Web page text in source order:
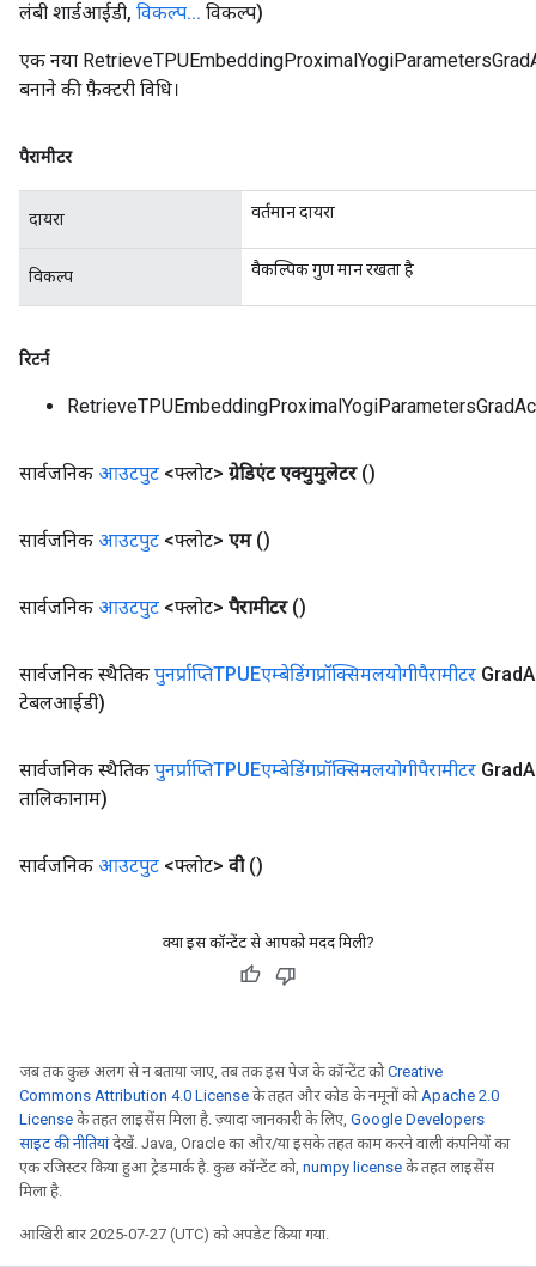
लंबी शार्डआईडी, विकल्प... विकल्प)
एक नया
बनाने की फ़ैक्टरी विधि।
पैरामीटर
दायरा वर्तमान दायरा
विकल्प वैकल्पिक गुण मान रखता है
रिटर्न
सार्वजनिक आउटपुट <फ्लोट> ग्रेडिएंट एक्युमुलेटर ()
सार्वजनिक आउटपुट <फ्लोट> एम ()
सार्वजनिक आउटपुट <फ्लोट> पैरामीटर ()
सार्वजनिक स्थैतिक पुनर्प्राप्तिTPUEएम्बेडिंगप्रॉक्सिमलयोगीपैरामीटर Grad
टेबलआईडी)
सार्वजनिक स्थैतिक पुनर्प्राप्तिTPUEएम्बेडिंगप्रॉक्सिमलयोगीपैरामीटर Grad
तालिकानाम)
सार्वजनिक आउटपुट <फ्लोट> वी ()
क्या इस कॉन्टेंट से आपको मदद मिली?
जब तक कुछ अलग से न बताया जाए, तब तक इस पेज के कॉन्टेंट कोCreative
Commons Attribution 4.0 License के तहत और कोड के नमूनों कोApache 2.0
License के तहत लाइसेंस मिला है. ज़्यादा जानकारी के लिए, Google Developers
साइट की नीतियांदेखें. Java, Oracle का और/या इसके तहत काम करने वाली कंपनियों का
एक रजिस्टर किया हुआ ट्रेडमार्क है. कुछ कॉन्टेंट को, numpy license के तहत लाइसेंस
मिला है.
आखिरी बार 2025-07-27 (UTC) को अपडेट किया गया.